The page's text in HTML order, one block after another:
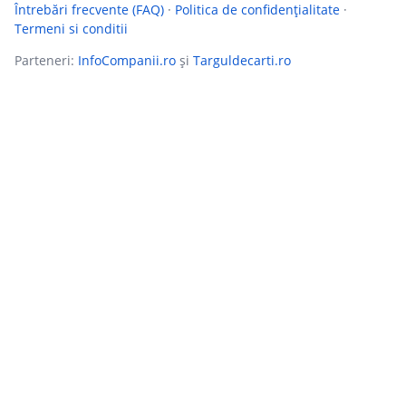
Întrebări frecvente (FAQ) · Politica de confidențialitate ·
Termeni si conditii
Parteneri: InfoCompanii.ro și Targuldecarti.ro